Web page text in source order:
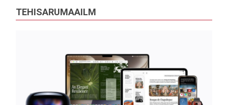
TEHISARUMAAILM